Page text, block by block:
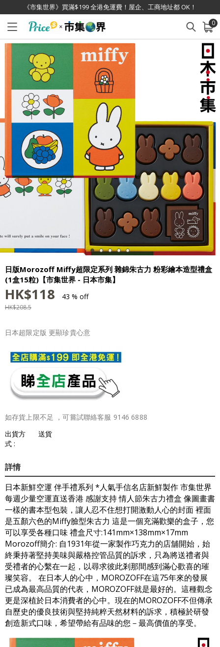
《市集世界》買滿$199 全港免運費！屋企、工商地址都 OK！
0
已加入購物車 查看
日版Morozoff Miffy超限定系列 雜錦朱古力 粉彩繪本造型禮盒
(1盒15粒)【市集世界 - 日本市集】
HK$118 43 % off
HK$208.5
日本超限定版 更顯珍貴心意
如存貨上限不足 ，可嘗試聯絡客服 9146 6888
出貨方
式 :
送貨
詳情
日本新鮮空運 伴手禮系列 *人氣手信名店新鮮製作 市集世界
每週少量空運直送香港 感謝支持 情人節朱古力禮盒 像圖畫書
一樣的書本型包裝，讓人忍不住想打開激動人心的封面 裡面
是五顏六色的Miffy臉型朱古力 這是一個充滿歡樂的盒子，您
可以享受各種口味 禮盒尺寸:141mm×138mm×17mm
Morozoff簡介: 自1931年從一家製作巧克力的店舖開始，始
終秉持著堅持美味與嚴格控管品質的訴求，只為將送禮者與
受禮者的心繫在一起，以尋求彼此剎那間感到滿心歡喜的璀
璨笑容。 在日本人的心中，MOROZOFF在這75年來的發展
已成為最高品質的代表，MOROZOFF就是最好的。這種觀念
更是深植於日本消費者的心中。現在的MOROZOFF不但傳承
自歷史的優良技術與堅持純粹天然材料的訴求，積極於研發
創造新式口味，希望帶給有品味的您－最高價值的享受。